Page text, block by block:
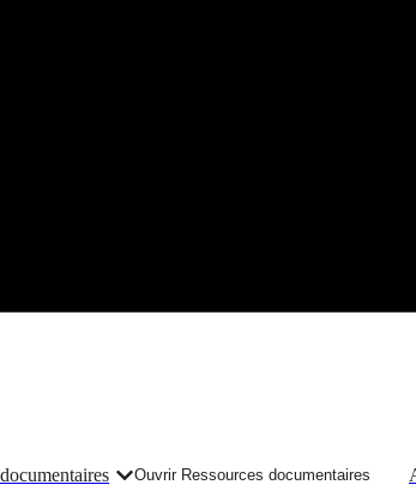
Ouvrir Ressources documentaires